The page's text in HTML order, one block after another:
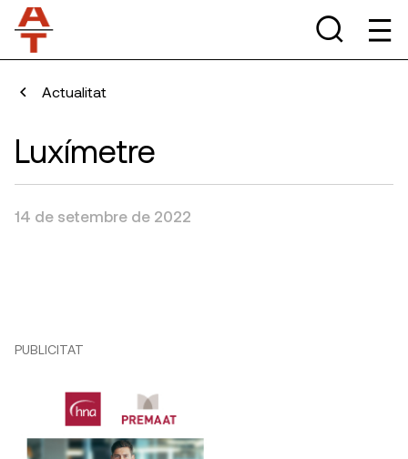
Actualitat
Luxímetre
14 de setembre de 2022
PUBLICITAT